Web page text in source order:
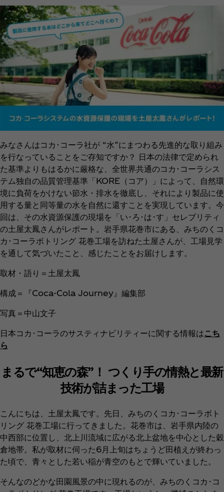
みなさんはコカ･コーラ社が “水”にまつわる先進的な取り組み
を行なっていることをご存知ですか？ 日本の法律で定められ
た基準よりもはるかに厳格な、全世界共通のコカ･コーラシス
テム独自の品質管理基準「KORE（コア）」によって、自然環
境に負荷をかけない節水・排水を徹底し、それにより製品に使
用する量と同等量の水を自然に還すことを実現しています。今
回は、その水資源保護の現場を「い･ろ･は･す」セレブリティ
の土屋太鳳さんがレポート。岩手県花巻市にある、みちのくコ
カ･コーラボトリング 花巻工場を訪ねた土屋さんが、工場見学
を通して気づいたこと、感じたことをお届けします。
取材・語り＝土屋太鳳
構成＝『Coca‑Cola Journey』編集部
写真＝中山文子
日本コカ･コーラのサスティナビリティーに関する情報はこち
ら
まるで“知恵の森”！ つくり手の情熱と最新
技術が詰まった工場
こんにちは、土屋太鳳です。先日、みちのくコカ･コーラボト
リング 花巻工場に行ってきました。花巻市は、岩手県内陸の
中西部に位置し、北上川流域に広がる北上盆地を中心とした穀
倉地帯。私が取材に伺った6月上旬はちょうど田植えが終わっ
た頃で、青々とした若い稲が青空のもとで輝いていました。
そんなのどかな田園風景の中に現れるのが、みちのくコカ･コ